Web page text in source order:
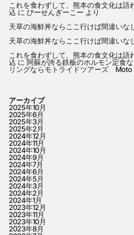
これを食わずして、熊本の食文化は
込 に びーせんぎーこー より
天草の海鮮丼ならここ行けば間違いな
天草の海鮮丼ならここ行けば間違いな
これを食わずして、熊本の食文化は
込 に 阿蘇が誇る鉄板のホルモン定食
リングならモトライドツアーズ Moto
アーカイブ
2025年10月
2025年6月
2025年3月
2025年2月
2024年12月
2024年11月
2024年10月
2024年9月
2024年7月
2024年6月
2024年5月
2024年3月
2024年2月
2024年1月
2023年12月
2023年11月
2023年10月
2023年8月